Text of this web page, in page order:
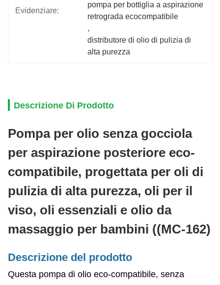
Evidenziare:
pompa per bottiglia a aspirazione
retrograda ecocompatibile
,
distributore di olio di pulizia di
alta purezza
Descrizione Di Prodotto
Pompa per olio senza gocciola
per aspirazione posteriore eco-
compatibile, progettata per oli di
pulizia di alta purezza, oli per il
viso, oli essenziali e olio da
massaggio per bambini ((MC-162)
Descrizione del prodotto
Questa pompa di olio eco-compatibile, senza